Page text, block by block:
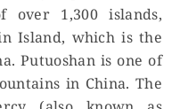
over 1,300 islands,
Island, which is the
Putuoshan is one of
in China. The